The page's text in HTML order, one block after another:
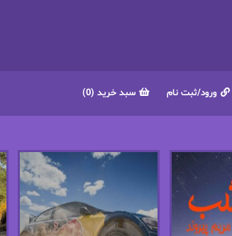
ورود/ثبت نام سبد خرید (0)